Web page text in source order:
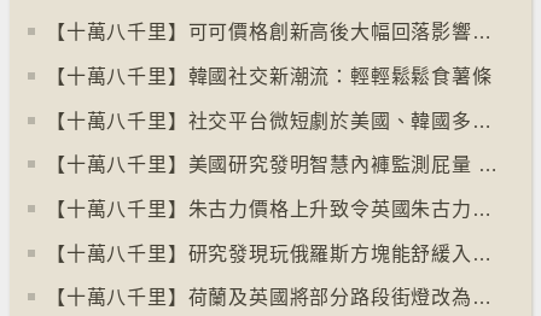
【十萬八千里】可可價格創新高後大幅回落影響農民生計
【十萬八千里】韓國社交新潮流：輕輕鬆鬆食薯條
【十萬八千里】社交平台微短劇於美國、韓國多地掀熱潮
【十萬八千里】美國研究發明智慧內褲監測屁量 以助改善消化系統
【十萬八千里】朱古力價格上升致令英國朱古力盜竊案高升
【十萬八千里】研究發現玩俄羅斯方塊能舒緩入侵性創傷後遺症
【十萬八千里】荷蘭及英國將部分路段街燈改為紅色